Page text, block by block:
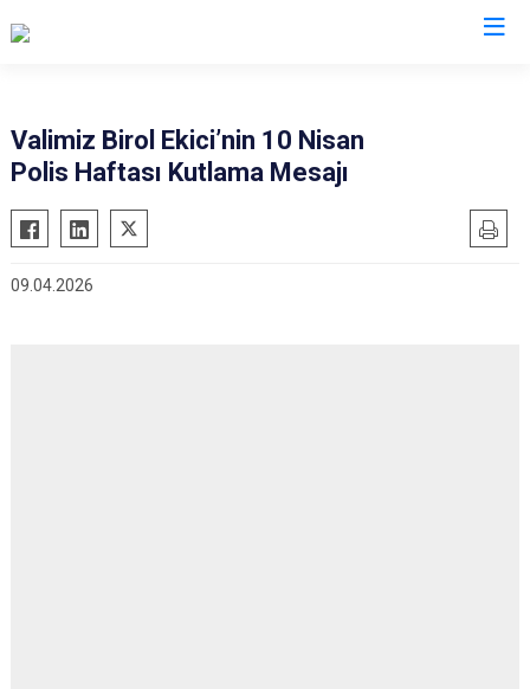
Valimiz Birol Ekici’nin 10 Nisan
Polis Haftası Kutlama Mesajı
09.04.2026